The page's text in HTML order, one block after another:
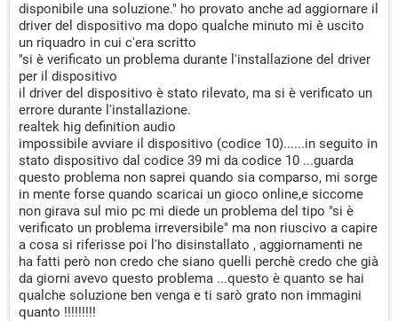
disponibile una soluzione." ho provato anche ad aggiornare il
driver del dispositivo ma dopo qualche minuto mi è uscito
un riquadro in cui c'era scritto
"si è verificato un problema durante l'installazione del driver
per il dispositivo
il driver del dispositivo è stato rilevato, ma si è verificato un
errore durante l'installazione.
realtek hig definition audio
impossibile avviare il dispositivo (codice 10)......in seguito in
stato dispositivo dal codice 39 mi da codice 10 ...guarda
questo problema non saprei quando sia comparso, mi sorge
in mente forse quando scaricai un gioco online,e siccome
non girava sul mio pc mi diede un problema del tipo "si è
verificato un problema irreversibile" ma non riuscivo a capire
a cosa si riferisse poi l'ho disinstallato , aggiornamenti ne
ha fatti però non credo che siano quelli perchè credo che già
da giorni avevo questo problema ...questo è quanto se hai
qualche soluzione ben venga e ti sarò grato non immagini
quanto !!!!!!!!!